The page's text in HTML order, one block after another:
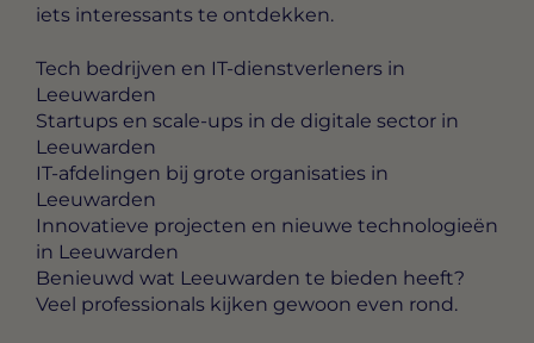
iets interessants te ontdekken.
Tech bedrijven en IT-dienstverleners in
Leeuwarden
Startups en scale-ups in de digitale sector in
Leeuwarden
IT-afdelingen bij grote organisaties in
Leeuwarden
Innovatieve projecten en nieuwe technologieën
in Leeuwarden
Benieuwd wat Leeuwarden te bieden heeft?
Veel professionals kijken gewoon even rond.